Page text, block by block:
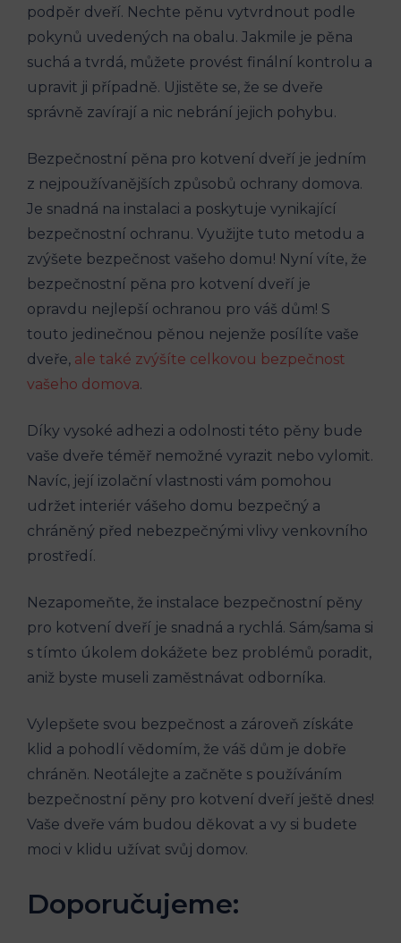
podpěr dveří. Nechte pěnu vytvrdnout podle
pokynů uvedených na obalu. Jakmile je pěna
suchá a tvrdá, můžete provést finální kontrolu a
upravit ji případně. Ujistěte se, že se dveře
správně zavírají a nic nebrání jejich pohybu.
Bezpečnostní pěna pro kotvení dveří je jedním
z nejpoužívanějších způsobů ochrany domova.
Je snadná na instalaci a poskytuje vynikající
bezpečnostní ochranu. Využijte tuto metodu a
zvýšete bezpečnost vašeho domu! Nyní víte, že
bezpečnostní pěna pro kotvení dveří je
opravdu nejlepší ochranou pro váš dům! S
touto jedinečnou pěnou nejenže posílíte vaše
dveře, ale také zvýšíte celkovou bezpečnost
vašeho domova.
Díky vysoké adhezi a odolnosti této pěny bude
vaše dveře téměř nemožné vyrazit nebo vylomit.
Navíc, její izolační vlastnosti vám pomohou
udržet interiér vášeho domu bezpečný a
chráněný před nebezpečnými vlivy venkovního
prostředí.
Nezapomeňte, že instalace bezpečnostní pěny
pro kotvení dveří je snadná a rychlá. Sám/sama si
s tímto úkolem dokážete bez problémů poradit,
aniž byste museli zaměstnávat odborníka.
Vylepšete svou bezpečnost a zároveň získáte
klid a pohodlí vědomím, že váš dům je dobře
chráněn. Neotálejte a začněte s používáním
bezpečnostní pěny pro kotvení dveří ještě dnes!
Vaše dveře vám budou děkovat a vy si budete
moci v klidu užívat svůj domov.
Doporučujeme: